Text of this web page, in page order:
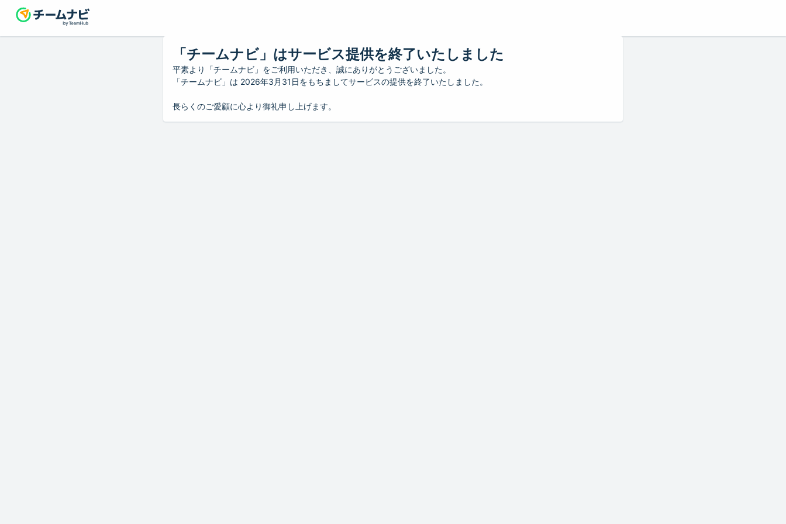
「チームナビ」はサービス提供を終了いたしました
平素より「チームナビ」をご利用いただき、誠にありがとうございました。
「チームナビ」は 2026年3月31日をもちましてサービスの提供を終了いたしました。
長らくのご愛顧に心より御礼申し上げます。